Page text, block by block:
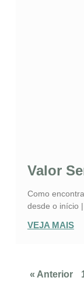
Valor
Como
desde o início |
VEJA MAIS
« Anterior